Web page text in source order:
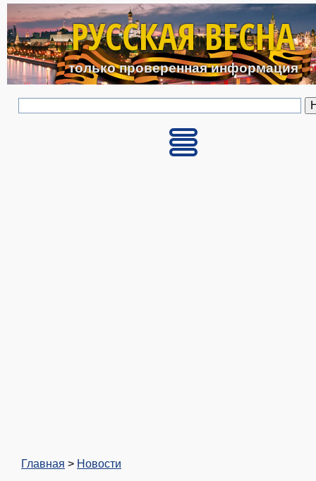
Перейти к основному
РУССКАЯ ВЕСНА
только проверенная информация
Главная > Новости